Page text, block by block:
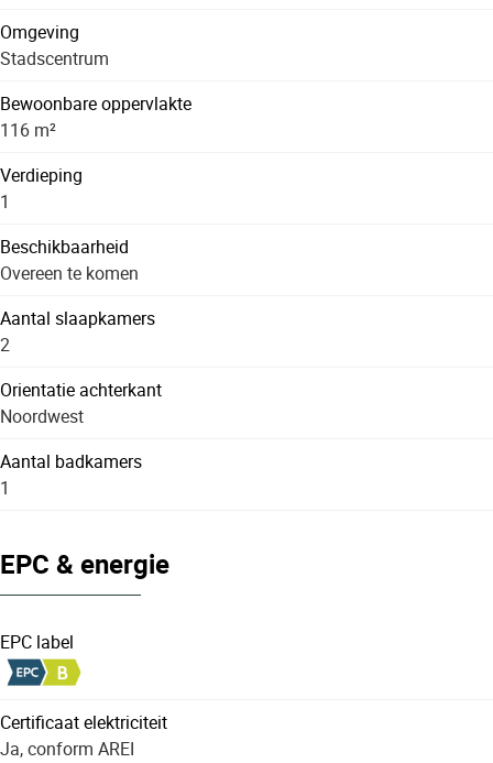
Omgeving
Stadscentrum
Bewoonbare oppervlakte
116 m²
Verdieping
1
Beschikbaarheid
Overeen te komen
Aantal slaapkamers
2
Orientatie achterkant
Noordwest
Aantal badkamers
1
EPC & energie
EPC label
Certificaat elektriciteit
Ja, conform AREI